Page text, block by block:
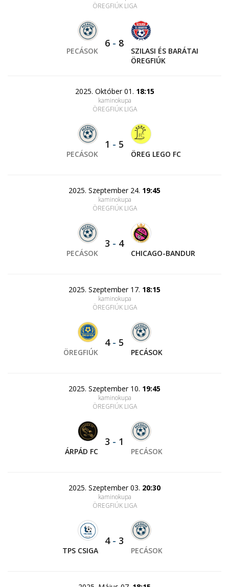
ÖREGFIÚK LIGA
PECÁSOK
6 - 8
SZILASI ÉS BARÁTAI
ÖREGFIÚK
2025. Október 01. 18:15
kaminokupa
ÖREGFIÚK LIGA
PECÁSOK
1 - 5
ÖREG LEGO FC
2025. Szeptember 24. 19:45
kaminokupa
ÖREGFIÚK LIGA
PECÁSOK
3 - 4
CHICAGO-BANDUR
2025. Szeptember 17. 18:15
kaminokupa
ÖREGFIÚK LIGA
ÖREGFIÚK
4- 5
PECÁSOK
2025. Szeptember 10. 19:45
kaminokupa
ÖREGFIÚK LIGA
ÁRPÁD FC
3 - 1
PECÁSOK
2025. Szeptember 03. 20:30
kaminokupa
ÖREGFIÚK LIGA
TPS CSIGA
4- 3
PECÁSOK